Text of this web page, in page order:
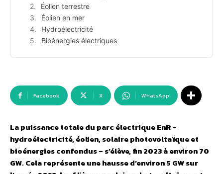
Éolien terrestre
Éolien en mer
Hydroélectricité
Bioénergies électriques
Facebook X WhatsApp
La puissance totale du parc électrique EnR –
hydroélectricité, éolien, solaire photovoltaïque et
bioénergies confondus – s’élève, fin 2023 à environ 70
GW. Cela représente une hausse d’environ 5 GW sur